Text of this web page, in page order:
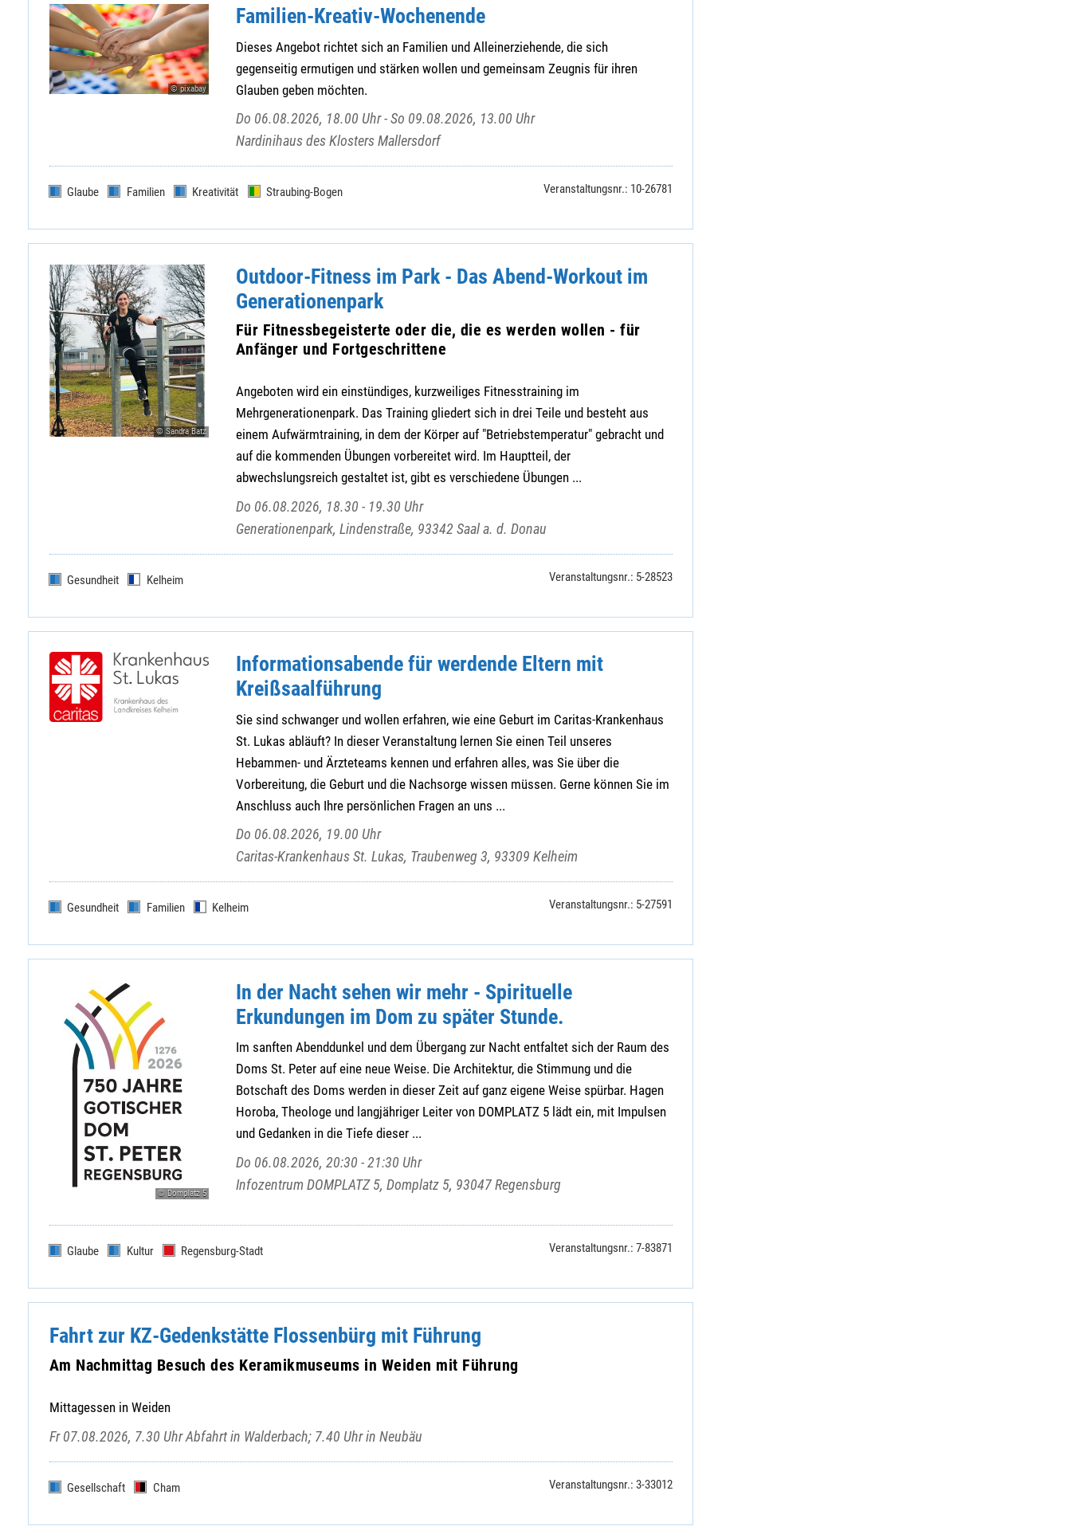
© pixabay
Familien-Kreativ-Wochenende
Dieses Angebot richtet sich an Familien und Alleinerziehende, die sich
gegenseitig ermutigen und stärken wollen und gemeinsam Zeugnis für ihren
Glauben geben möchten.
Do 06.08.2026, 18.00 Uhr - So 09.08.2026, 13.00 Uhr
Nardinihaus des Klosters Mallersdorf
Glaube Familien Kreativität Straubing-Bogen Veranstaltungsnr.: 10-26781
© Sandra Batz
Outdoor-Fitness im Park - Das Abend-Workout im
Generationenpark
Für Fitnessbegeisterte oder die, die es werden wollen - für
Anfänger und Fortgeschrittene
Angeboten wird ein einstündiges, kurzweiliges Fitnesstraining im
Mehrgenerationenpark. Das Training gliedert sich in drei Teile und besteht aus
einem Aufwärmtraining, in dem der Körper auf "Betriebstemperatur" gebracht und
auf die kommenden Übungen vorbereitet wird. Im Hauptteil, der
abwechslungsreich gestaltet ist, gibt es verschiedene Übungen ...
Do 06.08.2026, 18.30 - 19.30 Uhr
Generationenpark, Lindenstraße, 93342 Saal a. d. Donau
Gesundheit Kelheim Veranstaltungsnr.: 5-28523
Informationsabende für werdende Eltern mit
Kreißsaalführung
Sie sind schwanger und wollen erfahren, wie eine Geburt im Caritas-Krankenhaus
St. Lukas abläuft? In dieser Veranstaltung lernen Sie einen Teil unseres
Hebammen- und Ärzteteams kennen und erfahren alles, was Sie über die
Vorbereitung, die Geburt und die Nachsorge wissen müssen. Gerne können Sie im
Anschluss auch Ihre persönlichen Fragen an uns ...
Do 06.08.2026, 19.00 Uhr
Caritas-Krankenhaus St. Lukas, Traubenweg 3, 93309 Kelheim
Gesundheit Familien Kelheim Veranstaltungsnr.: 5-27591
© Domplatz 5
In der Nacht sehen wir mehr - Spirituelle
Erkundungen im Dom zu später Stunde.
Im sanften Abenddunkel und dem Übergang zur Nacht entfaltet sich der Raum des
Doms St. Peter auf eine neue Weise. Die Architektur, die Stimmung und die
Botschaft des Doms werden in dieser Zeit auf ganz eigene Weise spürbar. Hagen
Horoba, Theologe und langjähriger Leiter von DOMPLATZ 5 lädt ein, mit Impulsen
und Gedanken in die Tiefe dieser ...
Do 06.08.2026, 20:30 - 21:30 Uhr
Infozentrum DOMPLATZ 5, Domplatz 5, 93047 Regensburg
Glaube Kultur Regensburg-Stadt Veranstaltungsnr.: 7-83871
Fahrt zur KZ-Gedenkstätte Flossenbürg mit Führung
Am Nachmittag Besuch des Keramikmuseums in Weiden mit Führung
Mittagessen in Weiden
Fr 07.08.2026, 7.30 Uhr Abfahrt in Walderbach; 7.40 Uhr in Neubäu
Gesellschaft Cham Veranstaltungsnr.: 3-33012